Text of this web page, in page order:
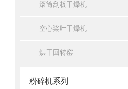
滚筒刮板干燥机
空心桨叶干燥机
烘干回转窑
粉碎机系列